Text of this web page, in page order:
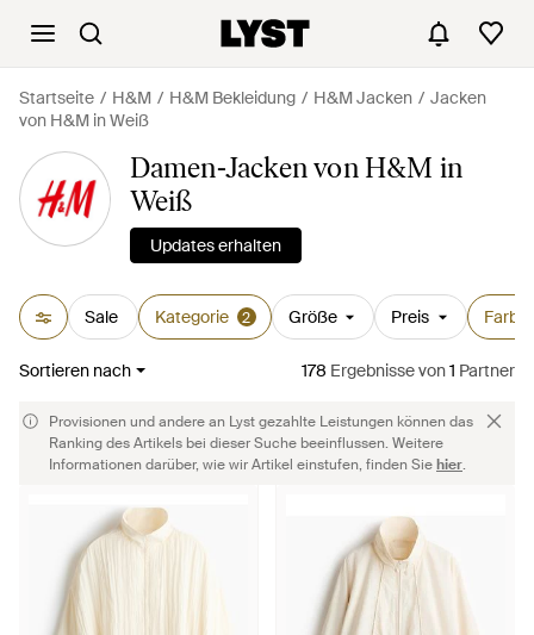
Startseite H&M H&M Bekleidung H&M Jacken
Jacken
von H&M in Weiß
Damen-Jacken von H&M in
Weiß
Updates erhalten
Sale Kategorie 2 Größe Preis Farbe
Sortieren nach 178 Ergebnissevon1 Partner
Provisionen und andere an Lyst gezahlte Leistungen können das
Ranking des Artikels bei dieser Suche beeinflussen. Weitere
Informationen darüber, wie wir Artikel einstufen, finden Siehier.